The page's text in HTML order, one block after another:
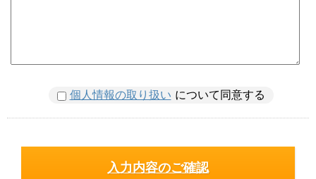
個人情報の取り扱い について同意する